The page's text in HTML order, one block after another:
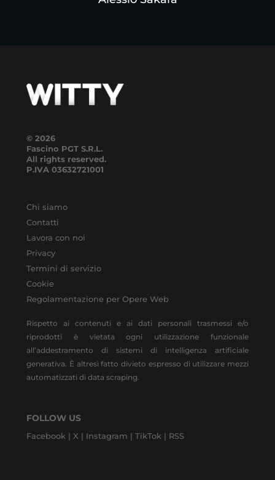
© 2026
Fascino PGT S.R.L.
All rights reserved.
P.IVA 03632721001
Chi siamo
Contatti
Lavora con noi
Privacy
Termini di servizio
Cookie
Regolamentazione per Opere Web
Rispetto ai contenuti e ai dati personali trasmessi e/o
riprodotti è vietata ogni utilizzazione funzionale
all’addestramento di sistemi di intelligenza artificiale
generativa. È altresì fatto divieto espresso di utilizzare mezzi
automatizzati di data scraping.
FOLLOW US
Facebook | X | Instagram | TikTok | RSS